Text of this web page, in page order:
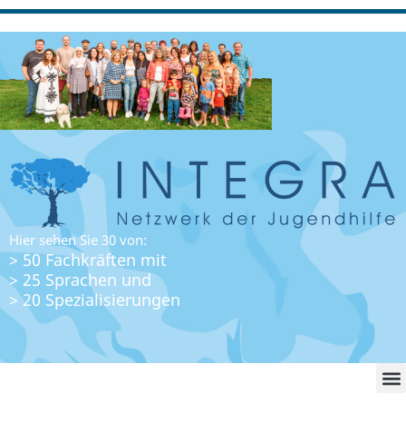
Hier sehen Sie 30 von:
> 50 Fachkräften mit
> 25 Sprachen und
> 20 Spezialisierungen